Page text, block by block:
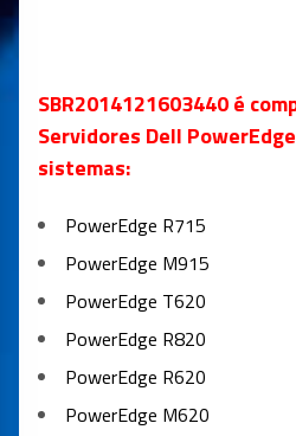
SBR2014121603440é
Servidores Dell
sistemas:
PowerEdge R715
PowerEdge M915
PowerEdge T620
PowerEdge R820
PowerEdge R620
PowerEdge M620